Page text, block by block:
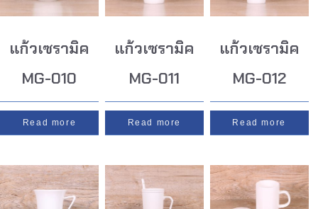
แก้วเซรามิค
MG-010
Read more
แก้วเซรามิค
MG-011
Read more
แก้วเซรามิค
MG-012
Read more